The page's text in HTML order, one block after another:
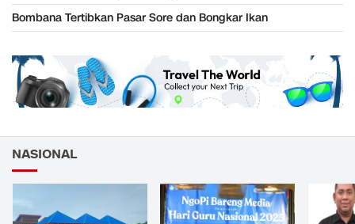
Bombana Tertibkan Pasar Sore dan Bongkar Ikan
NASIONAL